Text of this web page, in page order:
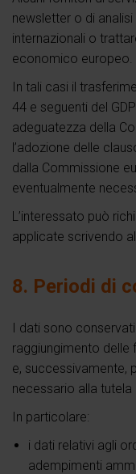
newsletter o di
internazionali o
economico europeo.
In tali casi il
44 e seguenti del
adeguatezza della
l’adozione delle
dalla Commissione
eventualmente
L’interessato può
applicate scrivendo
8. Periodi di
I dati sono
raggiungimento delle
e, successivamente,
necessario alla tutela
In particolare:
i dati relativi agli
adempimenti